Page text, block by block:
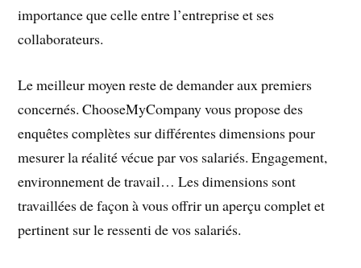
importance que celle entre l’entreprise et ses
collaborateurs.
Le meilleur moyen reste de demander aux premiers
concernés. ChooseMyCompany vous propose des
enquêtes complètes sur différentes dimensions pour
mesurer la réalité vécue par vos salariés. Engagement,
environnement de travail… Les dimensions sont
travaillées de façon à vous offrir un aperçu complet et
pertinent sur le ressenti de vos salariés.